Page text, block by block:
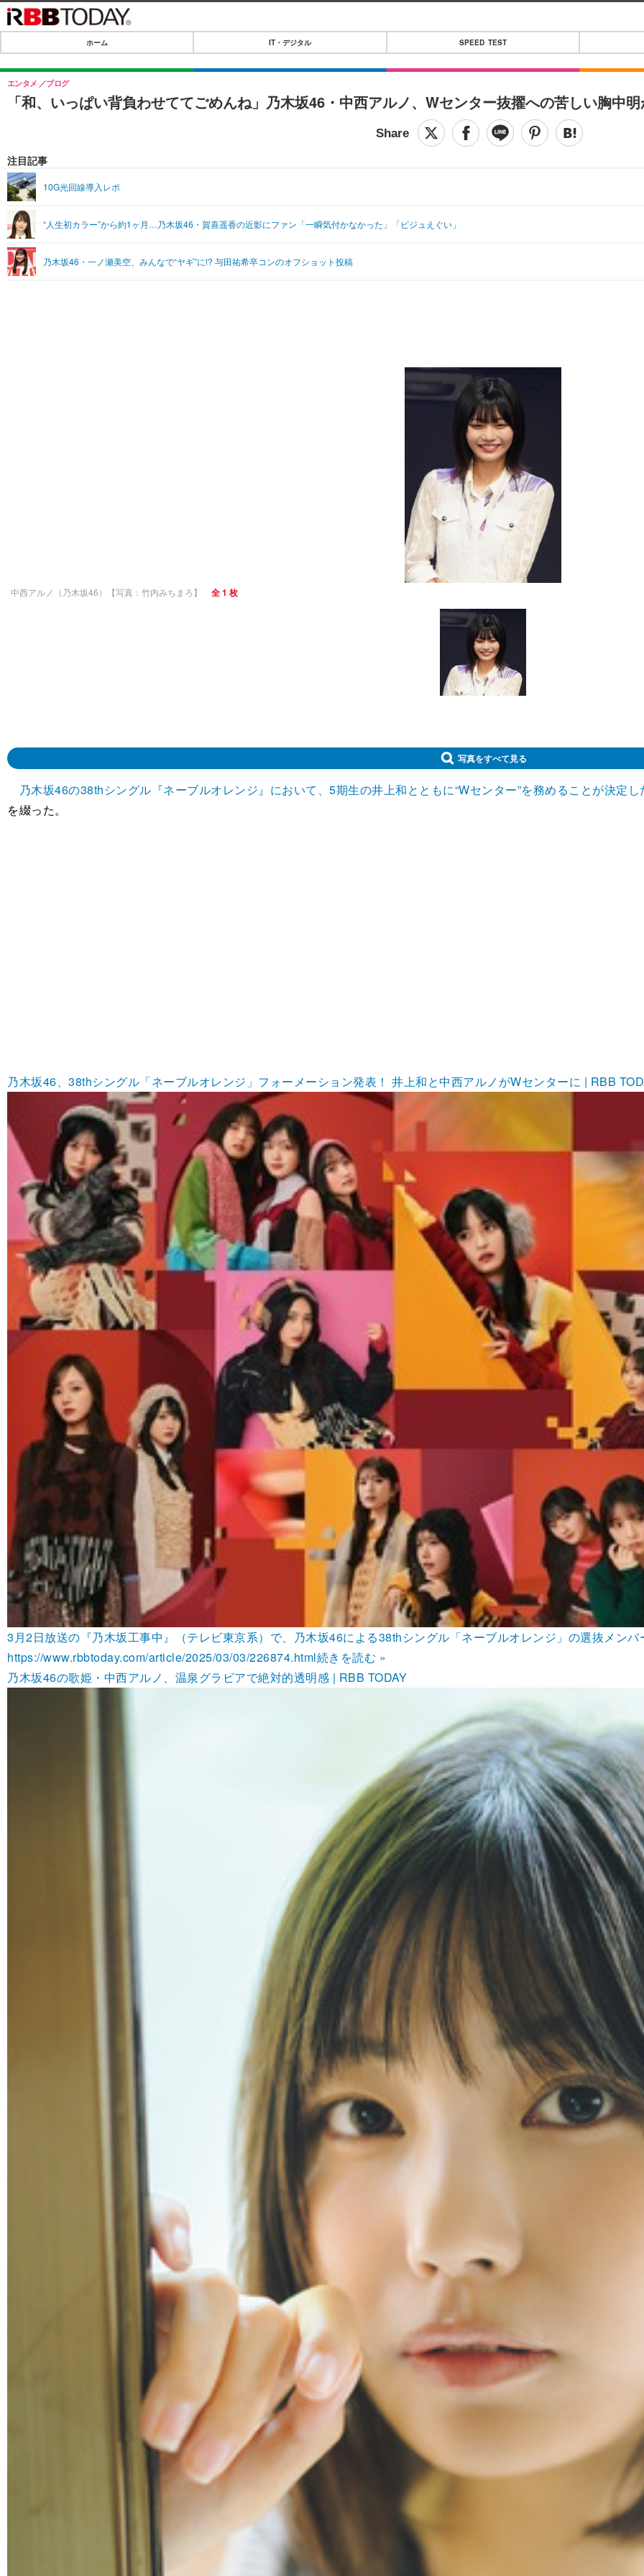
IT・デジタル
IT・デジタルTOP
SPEED TEST
音楽
ライフ
ペット
その他
リリース一覧
プッシュ通知の停止方法
ホーム IT・デジタル SPEED TEST
「和、いっぱい背負わせててごめんね」乃木坂46・中西アルノ、Wセンター抜擢への苦しい胸中
エンタメ ブログ
注目記事
10G光回線導入レポ
“人生初カラー”から約1ヶ月…乃木坂46・賀喜遥香の近影にファン「一瞬気付かなかった」「ビジュえぐい」
乃木坂46・一ノ瀬美空、みんなで“ヤギ”に!? 与田祐希卒コンのオフショット投稿
中西アルノ（乃木坂46）【写真：竹内みちまろ】 全 1 枚
写真をすべて見る
乃木坂46の38thシングル『ネーブルオレンジ』において、5期生の井上和とともに“Wセンター”を務めることが決定
を綴った。
乃木坂46、38thシングル「ネーブルオレンジ」フォーメーション発表！ 井上和と中西アルノがWセンターに | RBB
3月2日放送の『乃木坂工事中』（テレビ東京系）で、乃木坂46による38thシングル「ネーブルオレンジ」の選抜メン
https://www.rbbtoday.com/article/2025/03/03/226874.html続きを読む »
乃木坂46の歌姫・中西アルノ、温泉グラビアで絶対的透明感 | RBB TODAY